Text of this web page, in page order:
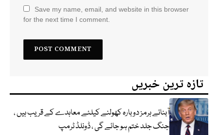
Save my name, email, and website in this browser
for the next time I comment.
تازہ ترین خبریں
آبنائے ہرمز دوبارہ کھولنے کیلئے معاہدے کے قریب ہیں ،
جنگ جلد ختم ہو جائے گی ، ڈونلڈ ٹرمپ